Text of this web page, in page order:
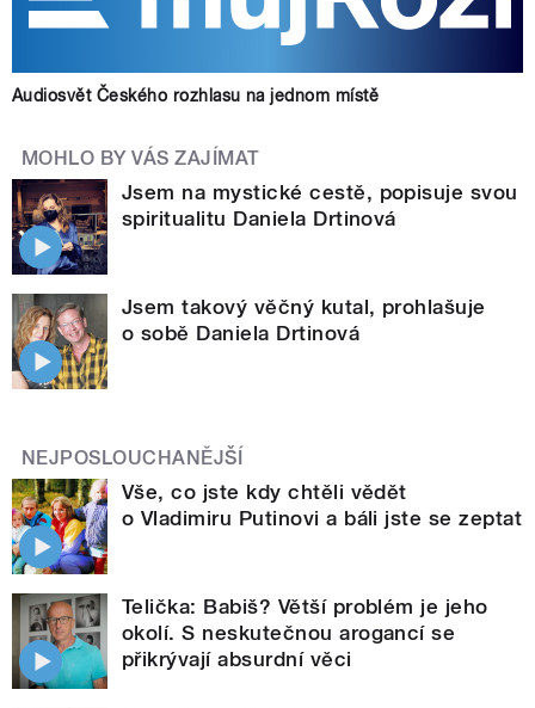
Audiosvět Českého rozhlasu na jednom místě
MOHLO BY VÁS ZAJÍMAT
Jsem na mystické cestě, popisuje svou
spiritualitu Daniela Drtinová
Jsem takový věčný kutal, prohlašuje
o sobě Daniela Drtinová
NEJPOSLOUCHANĚJŠÍ
Vše, co jste kdy chtěli vědět
o Vladimiru Putinovi a báli jste se zeptat
Telička: Babiš? Větší problém je jeho
okolí. S neskutečnou arogancí se
přikrývají absurdní věci